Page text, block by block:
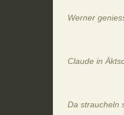
Werner
Claude in
Da straucheln